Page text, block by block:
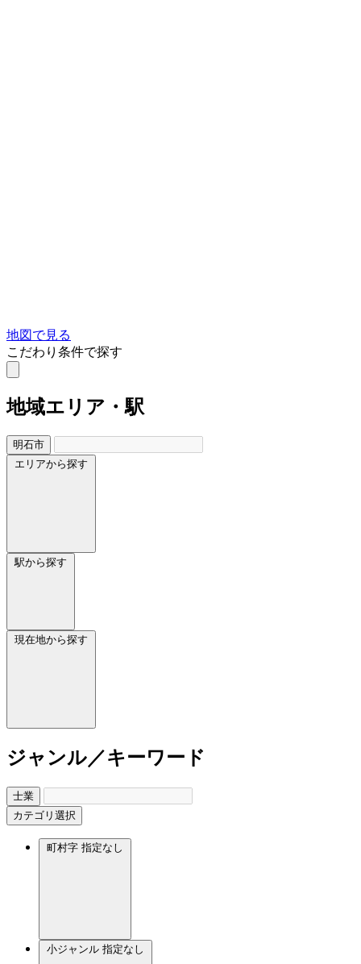
地図で見る
こだわり条件で探す
地域エリア・駅
明石市
エリアから探す
駅から探す
現在地から探す
ジャンル／キーワード
士業
カテゴリ選択
町村字 指定なし
小ジャンル 指定なし